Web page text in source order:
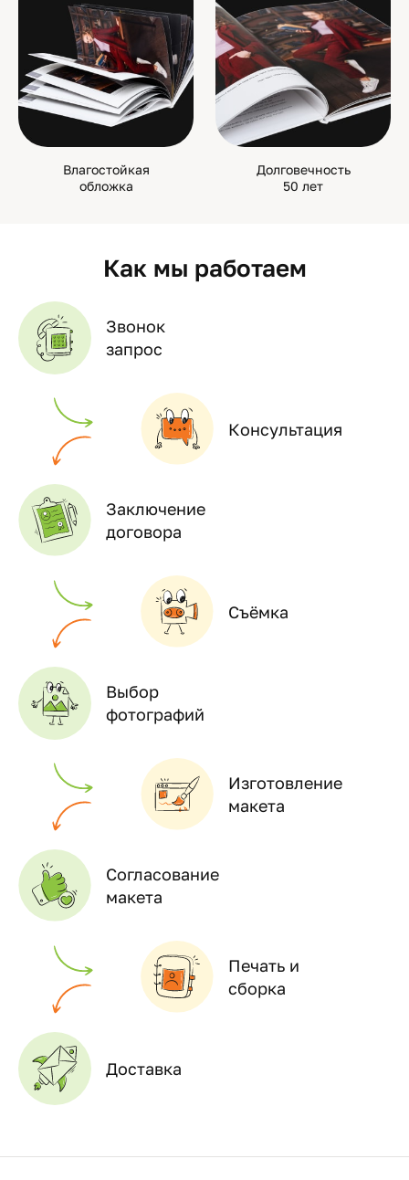
Влагостойкая
обложка
Долговечность
50 лет
Как мы работаем
Звонок
запрос
Консультация
Заключение
договора
Съёмка
Выбор
фотографий
Изготовление
макета
Согласование
макета
Печать и
сборка
Доставка